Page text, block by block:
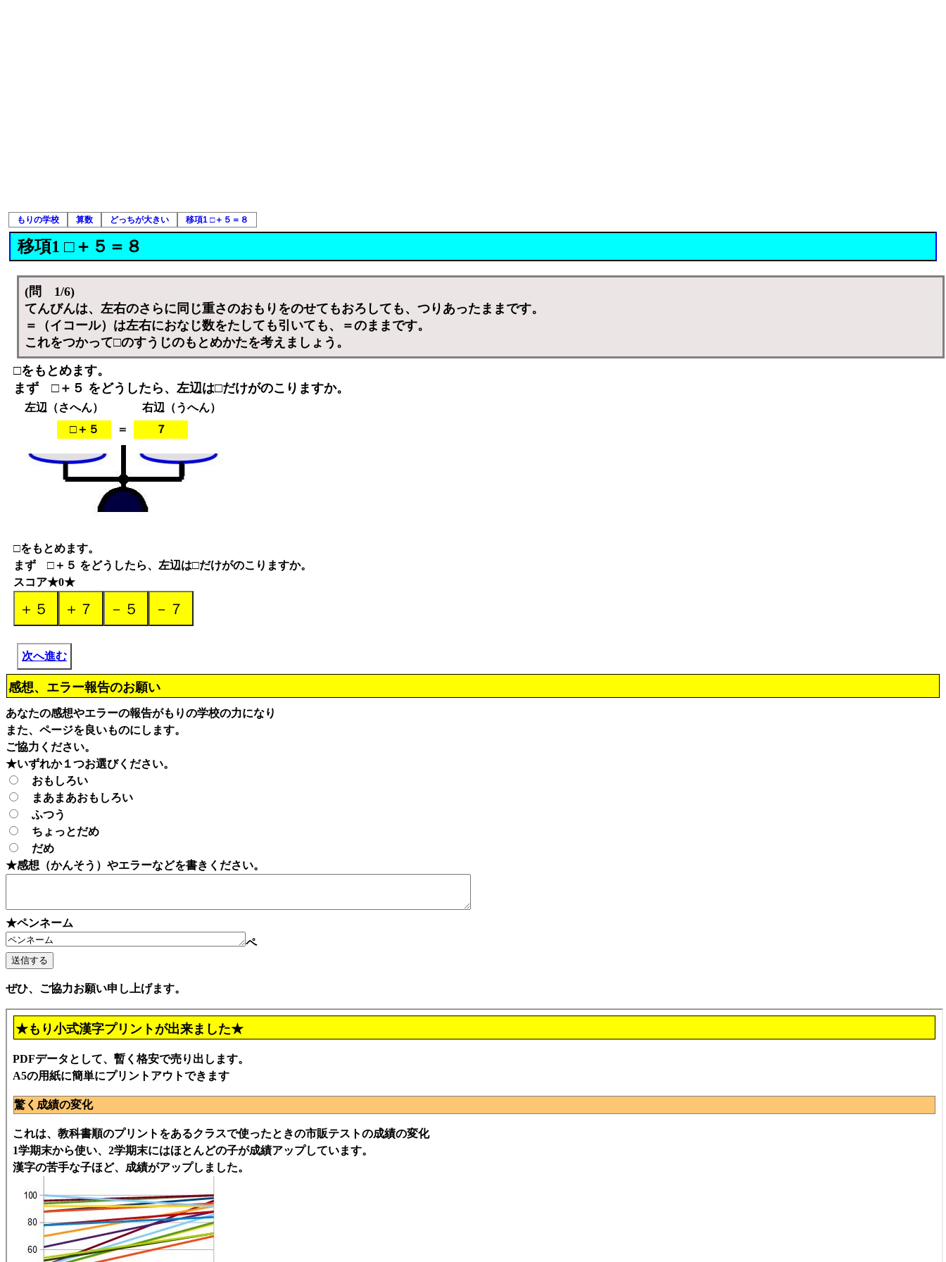
もりの学校 算数 どっちが大きい 移項1 □＋５＝８
移項1 □＋５＝８
(問 1/6)
てんびんは、左右のさらに同じ重さのおもりをのせてもおろしても、つりあったままです。
＝（イコール）は左右におなじ数をたしても引いても、＝のままです。
これをつかって□のすうじのもとめかたを考えましょう。
□をもとめます。
まず □＋５ をどうしたら、左辺は□だけがのこりますか。
左辺（さへん）
右辺（うへん）
□＋５
＝ ７
□をもとめます。
まず □＋５ をどうしたら、左辺は□だけがのこりますか。
スコア★0★
次へ進む
感想、エラー報告のお願い
あなたの感想やエラーの報告がもりの学校の力になり
また、ページを良いものにします。
ご協力ください。
★いずれか１つお選びください。
おもしろい
まあまあおもしろい
ふつう
ちょっとだめ
だめ
★感想（かんそう）やエラーなどを書きください。
★ペンネーム
ペ
ぜひ、ご協力お願い申し上げます。